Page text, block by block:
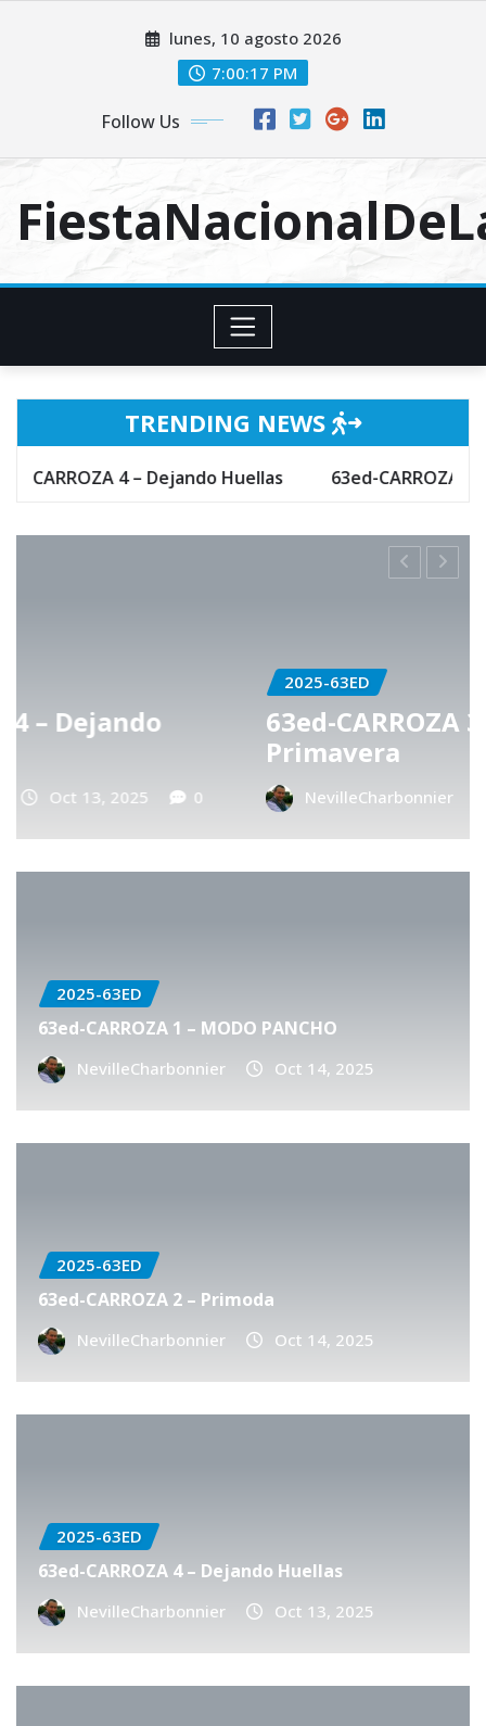
lunes, 10 agosto 2026
7:00:18 PM
Follow Us
TRENDING NEWS
4 – Dejando Huellas 63ed-CARROZA 3 – Hechizo
63ed-CARROZA 3 – Hechizo de
NevilleCharbonnier Oct 13, 2025 0
2025-63ED
63ed-CARROZA 1 – MODO PANCHO
NevilleCharbonnier Oct 14, 2025
2025-63ED
63ed-CARROZA 2 – Primoda
NevilleCharbonnier Oct 14, 2025
2025-63ED
63ed-CARROZA 4 – Dejando Huellas
NevilleCharbonnier Oct 13, 2025